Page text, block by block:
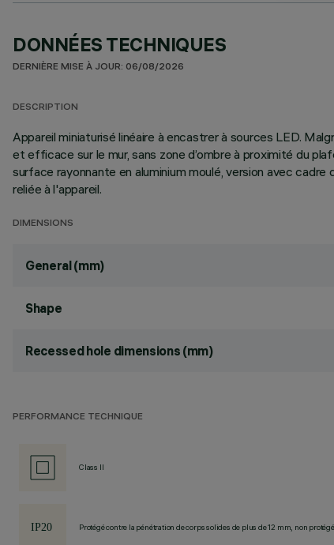
DONNÉES TECHNIQUES
DERNIÈRE MISE À JOUR: 06/08/2026
DESCRIPTION
Appareil miniaturisé linéaire à encastrer à sources LED.
et efficace sur le mur, sans zone d’ombre à proximité du
surface rayonnante en aluminium moulé, version avec
reliée à l'appareil.
DIMENSIONS
General (mm)
Shape
Recessed hole dimensions (mm)
PERFORMANCE TECHNIQUE
Class II
Protégé contre la pénétration de corps solides de plus de 12 mm, non